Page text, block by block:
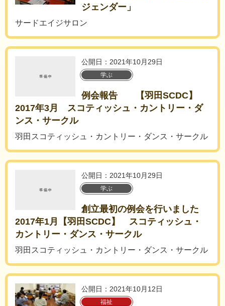
ジェンダー」
サードエイジサロン
公開日：2021年10月29日
学ぶ
例会報告 【羽田SCDC】
2017年3月 スコティッシュ・カントリー・ダ
ンス・サークル
羽田スコティッシュ・カントリー・ダンス・サークル
公開日：2021年10月29日
学ぶ
創立最初の例会を行いました
2017年1月【羽田SCDC】 スコティッシュ・
カントリー・ダンス・サークル
羽田スコティッシュ・カントリー・ダンス・サークル
公開日：2021年10月12日
福祉